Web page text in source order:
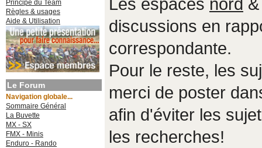
Principe du Team
Règles & usages
Aide & Utilisation
Le Forum
Navigation globale...
Sommaire Général
La Buvette
MX - SX
FMX - Minis
Enduro - Rando
Les espaces nord
discussions en
correspondante.
Pour le reste, les
merci de poster
afin d'éviter les
les recherches!